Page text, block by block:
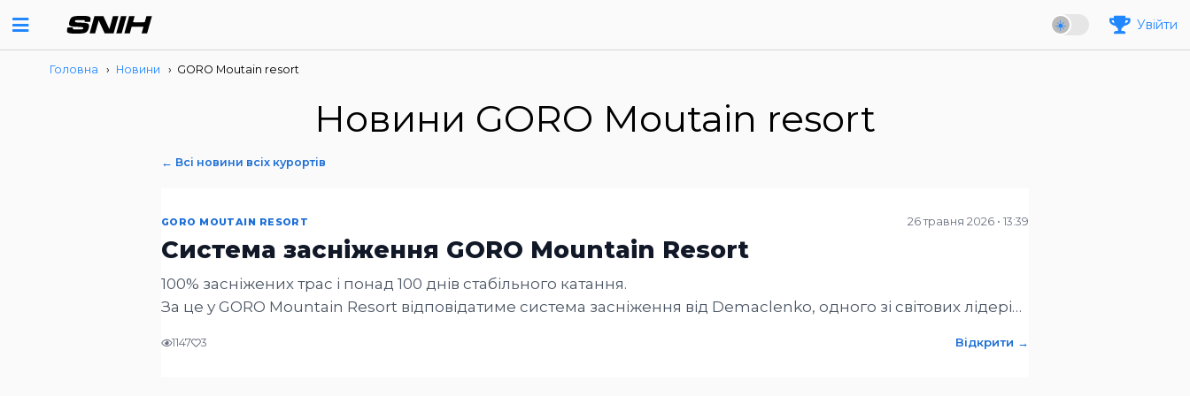
Увійти
Головна › Новини › GORO Moutain resort
Новини GORO Moutain resort
← Всі новини всіх курортів
GORO MOUTAIN RESORT 26 травня 2026 • 13:39
Система засніження GORO Mountain Resort
100% засніжених трас і понад 100 днів стабільного катання.
За це у GORO Mountain Resort відповідатиме система засніження від Demaclenko, одного зі світових лідерів
Ми разом працювали над цією системою кілька років: аналізували клімат, рельєф, вітри, сценарії роботи
1147 3 Відкрити →